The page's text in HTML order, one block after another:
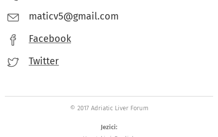
maticv5@gmail.com
Facebook
Twitter
© 2017 Adriatic Liver Forum
Jezici